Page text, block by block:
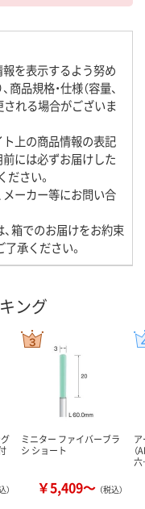
を表示するよう努め
品規格・仕様（容量、
される場合がございま
ト上の商品情報の表記
には必ずお届けした
さい。
メーカー等にお問い合
、箱でのお届けをお約束
承ください。
ング
）
ミニター ファイバーブラ
シ ショート
￥5,409～ （税込）
（